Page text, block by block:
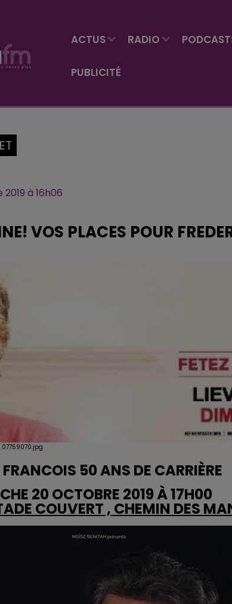
ACTUS RADIO
PUBLICITÉ
à 16h06
VOS PLACES POUR
FRANCOIS 50 ANS DE CARRIÈRE
20 OCTOBRE 2019 À 17H00
COUVERT , CHEMIN DES